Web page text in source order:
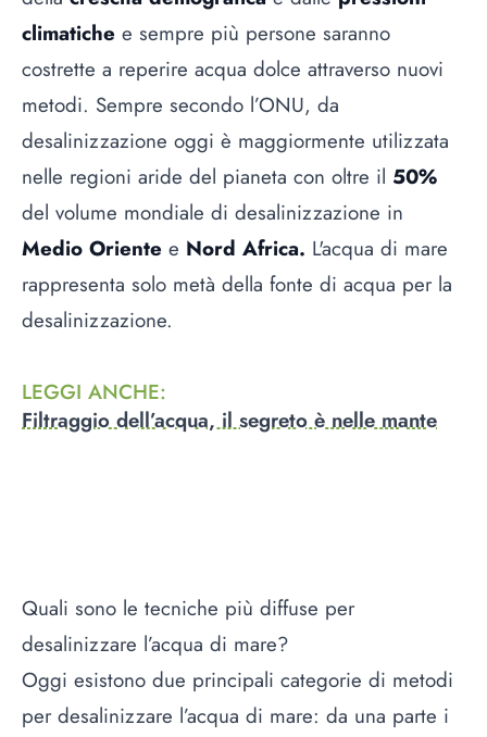
climatiche e sempre più persone saranno
costrette a reperire acqua dolce attraverso nuovi
metodi. Sempre secondo l’ONU, da
desalinizzazione oggi è maggiormente utilizzata
nelle regioni aride del pianeta con oltre il 50%
del volume mondiale di desalinizzazione in
Medio Oriente e Nord Africa. L'acqua di mare
rappresenta solo metà della fonte di acqua per la
desalinizzazione.
LEGGI ANCHE:
Filtraggio dell’acqua, il segreto è nelle mante
Quali sono le tecniche più diffuse per
desalinizzare l’acqua di mare?
Oggi esistono due principali categorie di metodi
per desalinizzare l’acqua di mare: da una parte i